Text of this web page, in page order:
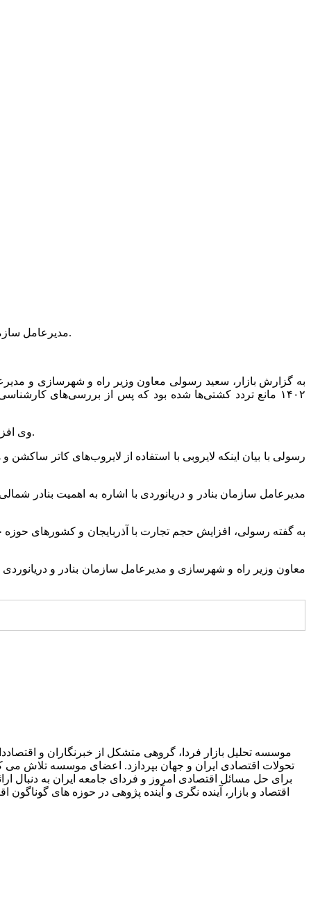
مدیرعامل سازمان بنادر گفت: پس‌از یک سال و نیم تعطیلی و انسداد مسیر کشتی، امروز اولین کشتی تجاری از بندر هوسان آذربایجان در آستارا پهلو گرفت.
به گزارش بازار، سعید رسولی معاون وزیر راه و شهرسازی و
وی افزود: یک فروند کشتی با ظرفیت ۱۶۰۰ تن امروز وارد بندر آستارا شد تا بارهای صادراتی شامل مصالح ساختمانی و مواد معدنی را بارگیری کند.
رسولی با بیان اینکه لایروبی با استفاده از لایروب‌های کاتر
مدیرعامل سازمان بنادر و دریانوردی با اشاره به اهمیت بنادر
به گفته رسولی، افزایش حجم تجارت با آذربایجان و کشورهای
معاون وزیر راه و شهرسازی و مدیرعامل سازمان بنادر و
موسسه تحلیل بازار فردا، گروهی متشکل از خبرنگاران و
تحولات اقتصادی ایران و جهان بپردازد. اعضای موسسه تلاش می
برای حل مسائل اقتصادی امروز و فردای جامعه ایران به دنبال
اقتصاد و بازار، آینده نگری و آینده پژوهی در حوزه های